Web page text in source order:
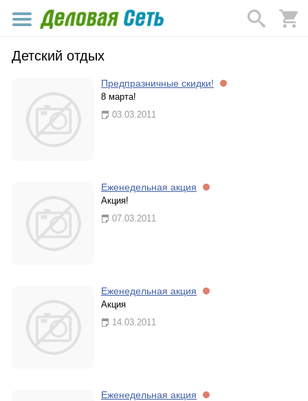
Детский отдых
Предпразничные скидки!
8 марта!
03.03.2011
Еженедельная акция
Акция!
07.03.2011
Еженедельная акция
Акция
14.03.2011
Еженедельная акция